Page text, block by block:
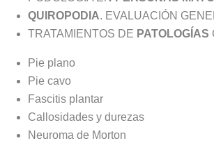
QUIROPODIA. EVALUACIÓN
TRATAMIENTOS DE PATOLOGÍAS
Pie plano
Pie cavo
Fascitis plantar
Callosidades y durezas
Neuroma de Morton